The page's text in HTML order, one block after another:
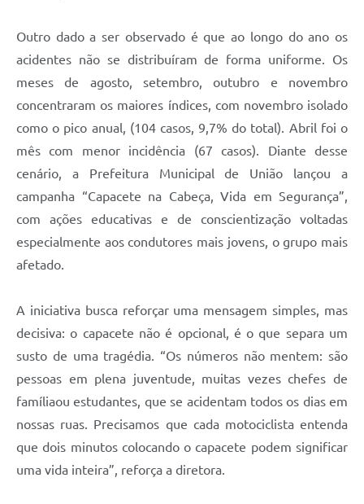
Outro dado a ser observado é que ao longo do ano os
acidentes não se distribuíram de forma uniforme. Os
meses de agosto, setembro, outubro e novembro
concentraram os maiores índices, com novembro isolado
como o pico anual, (104 casos, 9,7% do total). Abril foi o
mês com menor incidência (67 casos). Diante desse
cenário, a Prefeitura Municipal de União lançou a
campanha “Capacete na Cabeça, Vida em Segurança”,
com ações educativas e de conscientização voltadas
especialmente aos condutores mais jovens, o grupo mais
afetado.
A iniciativa busca reforçar uma mensagem simples, mas
decisiva: o capacete não é opcional, é o que separa um
susto de uma tragédia. “Os números não mentem: são
pessoas em plena juventude, muitas vezes chefes de
famíliaou estudantes, que se acidentam todos os dias em
nossas ruas. Precisamos que cada motociclista entenda
que dois minutos colocando o capacete podem significar
uma vida inteira”, reforça a diretora.